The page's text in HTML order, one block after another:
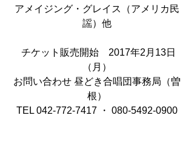
アメイジング・グレイス（アメリカ民
謡）他
（月）
お問い合わせ 昼どき合唱団事務局（曽
根）
TEL 042-772-7417 ・ 080-5492-0900